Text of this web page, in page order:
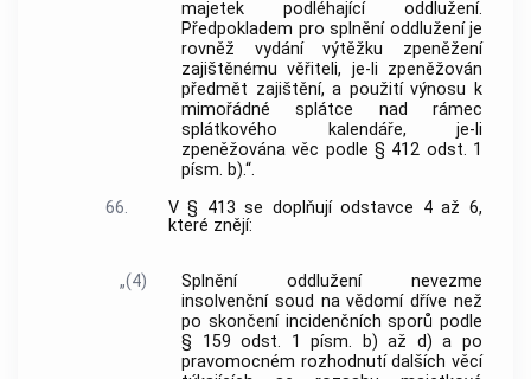
majetek podléhající oddlužení.
Předpokladem pro splnění oddlužení je
rovněž vydání výtěžku zpeněžení
zajištěnému věřiteli, je-li zpeněžován
předmět zajištění, a použití výnosu k
mimořádné splátce nad rámec
splátkového kalendáře, je-li
zpeněžována věc podle § 412 odst. 1
písm. b).“.
66.
V § 413 se doplňují odstavce 4 až 6,
které znějí:
„(4)
Splnění oddlužení nevezme
insolvenční soud na vědomí dříve než
po skončení incidenčních sporů podle
§ 159 odst. 1 písm. b) až d) a po
pravomocném rozhodnutí dalších věcí